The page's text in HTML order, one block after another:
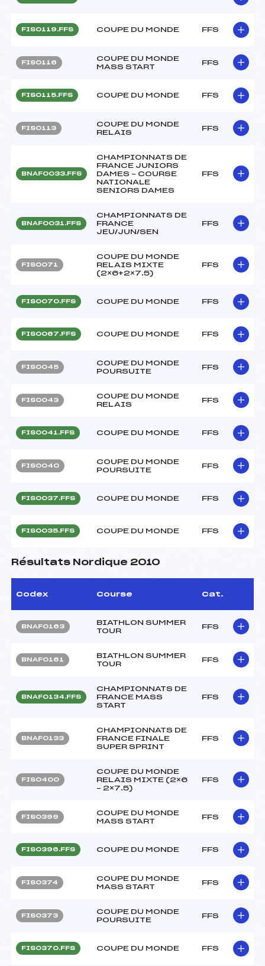
FIS0119.FFS COUPE DU MONDE FFS
FIS0116
COUPE DU MONDE
MASS START
FFS
FIS0115.FFS COUPE DU MONDE FFS
FIS0113
COUPE DU MONDE
RELAIS
FFS
BNAF0033.FFS
CHAMPIONNATS DE
FRANCE JUNIORS
DAMES – COURSE
NATIONALE
SENIORS DAMES
FFS
BNAF0031.FFS
CHAMPIONNATS DE
FRANCE
JEU/JUN/SEN
FFS
FIS0071
COUPE DU MONDE
RELAIS MIXTE
(2×6+2×7.5)
FFS
FIS0070.FFS COUPE DU MONDE FFS
FIS0067.FFS COUPE DU MONDE FFS
FIS0045
COUPE DU MONDE
POURSUITE
FFS
FIS0043
COUPE DU MONDE
RELAIS
FFS
FIS0041.FFS COUPE DU MONDE FFS
FIS0040
COUPE DU MONDE
POURSUITE
FFS
FIS0037.FFS COUPE DU MONDE FFS
FIS0035.FFS COUPE DU MONDE FFS
Résultats Nordique 2010
Codex Course Cat.
BNAF0163
BIATHLON SUMMER
TOUR
FFS
BNAF0161
BIATHLON SUMMER
TOUR
FFS
BNAF0134.FFS
CHAMPIONNATS DE
FRANCE MASS
START
FFS
BNAF0133
CHAMPIONNATS DE
FRANCE FINALE
SUPER SPRINT
FFS
FIS0400
COUPE DU MONDE
RELAIS MIXTE (2×6
– 2×7.5)
FFS
FIS0399
COUPE DU MONDE
MASS START
FFS
FIS0396.FFS COUPE DU MONDE FFS
FIS0374
COUPE DU MONDE
MASS START
FFS
FIS0373
COUPE DU MONDE
POURSUITE
FFS
FIS0370.FFS COUPE DU MONDE FFS